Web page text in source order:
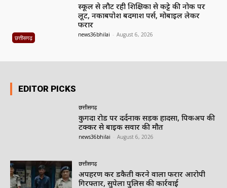
छत्तीसगढ़
स्कूल से लौट रही शिक्षिका से कट्टे की नोक पर
लूट, नकाबपोश बदमाश पर्स, मोबाइल लेकर
फरार
news36bhilai - August 6, 2026
EDITOR PICKS
छत्तीसगढ़
कुगदा रोड पर दर्दनाक सड़क हादसा, पिकअप की
टक्कर से बाइक सवार की मौत
news36bhilai August 6, 2026
छत्तीसगढ़
अपहरण कर डकैती करने वाला फरार आरोपी
गिरफ्तार, सुपेला पुलिस की कार्रवाई